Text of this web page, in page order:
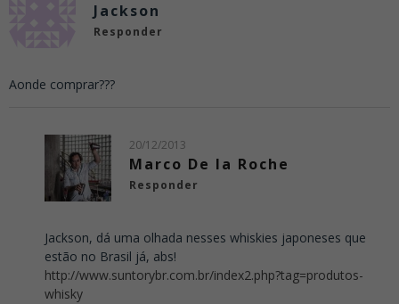
Jackson
Responder
Aonde comprar???
20/12/2013
Marco De la Roche
Responder
Jackson, dá uma olhada nesses whiskies japoneses que
estão no Brasil já, abs!
http://www.suntorybr.com.br/index2.php?tag=produtos-
whisky